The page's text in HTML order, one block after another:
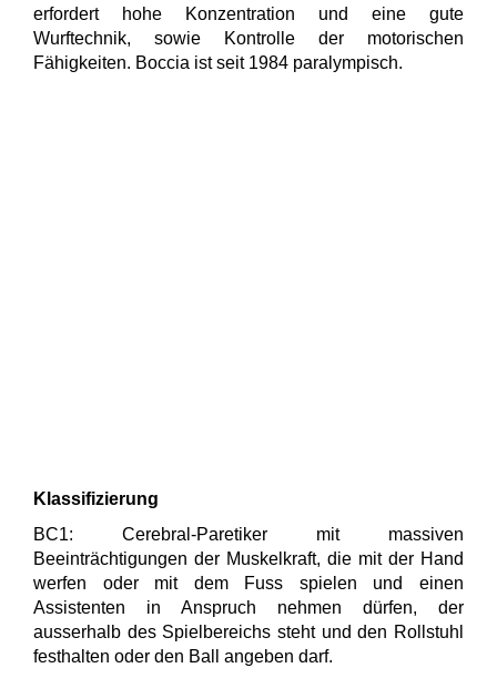
erfordert hohe Konzentration und eine gute
Wurftechnik, sowie Kontrolle der motorischen
Fähigkeiten. Boccia ist seit 1984 paralympisch.
Klassifizierung
BC1: Cerebral-Paretiker mit massiven
Beeinträchtigungen der Muskelkraft, die mit der Hand
werfen oder mit dem Fuss spielen und einen
Assistenten in Anspruch nehmen dürfen, der
ausserhalb des Spielbereichs steht und den Rollstuhl
festhalten oder den Ball angeben darf.